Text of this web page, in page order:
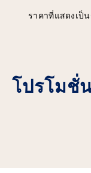
ราคาที่แสดงเป็
โปรโมชั่